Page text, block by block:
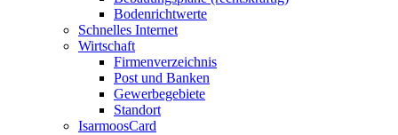
Bodenrichtwerte
Schnelles Internet
Wirtschaft
Firmenverzeichnis
Post und Banken
Gewerbegebiete
Standort
IsarmoosCard